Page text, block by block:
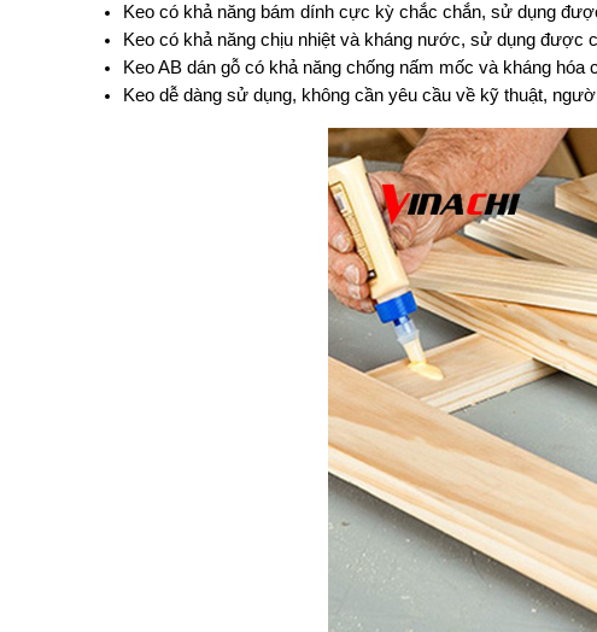
Vật Tư Tiêu Hao
Khóa - Phụ Kiện Cửa
Keo có khả năng bám dính cực kỳ chắc chắn, sử dụng
Keo có khả năng chịu nhiệt và kháng nước, sử dụng được
Keo AB dán gỗ có khả năng chống nấm mốc và kháng hóa
Keo dễ dàng sử dụng, không cần yêu cầu về kỹ thuật,